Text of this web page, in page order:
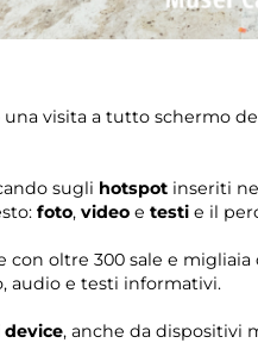
visita a tutto schermo
sugli hotspot inseriti
foto, video e testi e il
con oltre 300 sale e
audio e testi informativi.
device, anche da dispositivi